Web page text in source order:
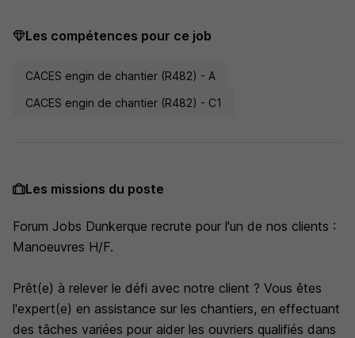
Les compétences pour ce job
CACES engin de chantier (R482) - A
CACES engin de chantier (R482) - C1
Les missions du poste
Forum Jobs Dunkerque recrute pour l'un de nos clients :
Manoeuvres H/F.
Prêt(e) à relever le défi avec notre client ? Vous êtes
l'expert(e) en assistance sur les chantiers, en effectuant
des tâches variées pour aider les ouvriers qualifiés dans